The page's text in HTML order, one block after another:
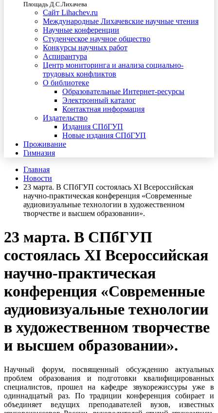
Площадь Д.С.Лихачева
Сайт Lihachev.ru
Международные Лихачевские научные чтения
Научные конференции
Студенческое научное общество
Конкурсы научных работ
Аспирантура
Центр мониторинга и анализа социально-
трудовых конфликтов
О библиотеке
Образовательные Интернет-ресурсы
Электронный каталог
Контактная информация
Издательство
Издания СПбГУП
Новые издания СПбГУП
Проживание
Гимназия
Главная
Новости
23 марта. В СПбГУП состоялась XI Всероссийская
научно-практическая конференция «Современные
аудиовизуальные технологии в художественном
творчестве и высшем образовании».
23 марта. В СПбГУП
состоялась XI Всероссийская
научно-практическая
конференция «Современные
аудиовизуальные технологии
в художественном творчестве
и высшем образовании».
Научный форум, посвященный обсуждению актуальных
проблем образования и подготовки квалифицированных
специалистов, прошел на кафедре звукорежиссуры уже в
одиннадцатый раз. По традиции конференция собирает и
объединяет ведущих преподавателей вузов, известных